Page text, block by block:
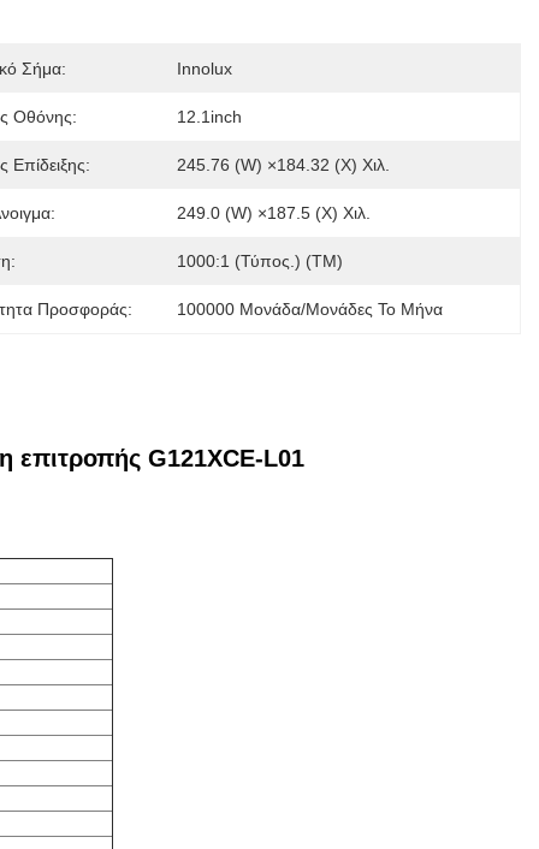
Σήμα: Innolux
Οθόνης: 12.1inch
Επίδειξης: 245.76 (W) ×184.32 (Χ) Χιλ.
249.0 (W) ×187.5 (Χ) Χιλ.
1000:1 (τύπος.) (TM)
Προσφοράς: 100000 Μονάδα/μονάδες Το Μήνα
επιτροπής G121XCE-L01